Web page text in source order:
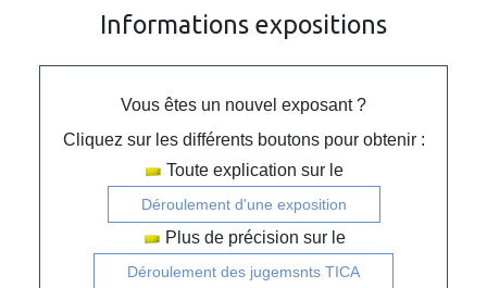
Informations expositions
Vous êtes un nouvel exposant ?
Cliquez sur les différents boutons pour obtenir :
Toute explication sur le
Déroulement d'une exposition
Plus de précision sur le
Déroulement des jugemsnts TICA